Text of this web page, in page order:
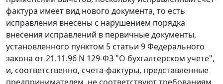
фактура имеет вид нового документа, то есть
исправления внесены с нарушением порядка
внесения исправлений в первичные документы,
установленного пунктом 5 статьи 9Федерального
закона от 21.11.96 N 129-ФЗ "О бухгалтерском учете",
и, соответственно, счета-фактуры, представленные